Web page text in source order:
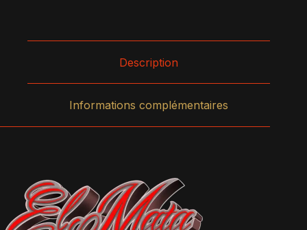
Description
Informations complémentaires